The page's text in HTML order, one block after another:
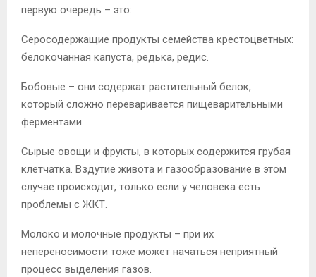
первую очередь – это:
Серосодержащие продукты семейства крестоцветных:
белокочанная капуста, редька, редис.
Бобовые – они содержат растительный белок,
который сложно переваривается пищеварительными
ферментами.
Сырые овощи и фрукты, в которых содержится грубая
клетчатка. Вздутие живота и газообразование в этом
случае происходит, только если у человека есть
проблемы с ЖКТ.
Молоко и молочные продукты – при их
непереносимости тоже может начаться неприятный
процесс выделения газов.